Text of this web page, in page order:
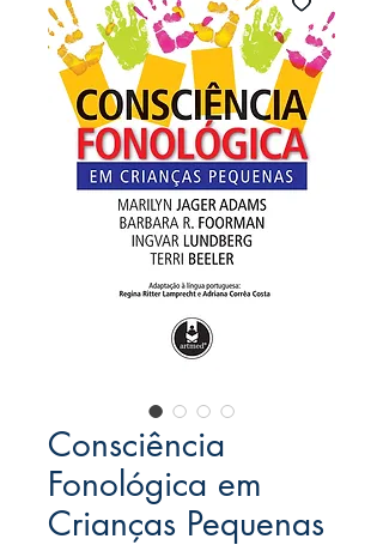
Consciência
Fonológica em
Crianças Pequenas